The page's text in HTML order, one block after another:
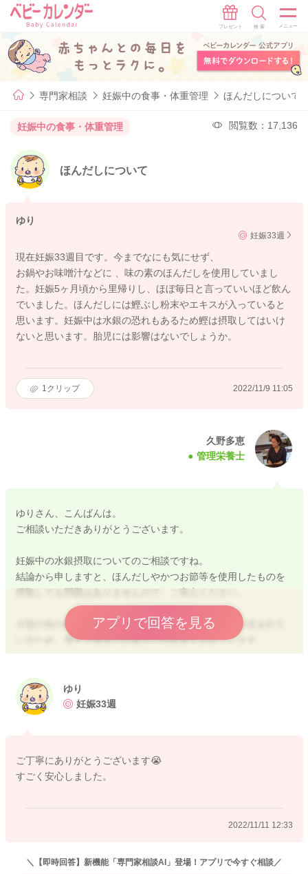
専門家相談 妊娠中の食事・体重管理 ほんだしについて
妊娠中の食事・体重管理 閲覧数：17,136
ほんだしについて
ゆり
妊娠33週
現在妊娠33週目です。今までなにも気にせず、
お鍋やお味噌汁などに 、味の素のほんだしを使用していまし
た。妊娠5ヶ月頃から里帰りし、ほぼ毎日と言っていいほど飲ん
でいました。ほんだしには鰹ぶし粉末やエキスが入っていると
思います。妊娠中は水銀の恐れもあるため鰹は摂取してはいけ
ないと思います。胎児には影響はないでしょうか。
1 クリップ 2022/11/9 11:05
久野多恵
管理栄養士
ゆりさん、こんばんは。
ご相談いただきありがとうございます。
妊娠中の水銀摂取についてのご相談ですね。
結論から申しますと、ほんだしやかつお節等を使用したものを
摂取しても問題はありませんので、ご安心ください。
大型の魚の多くには、赤ちゃんへ影響する量の水銀が含まれて
いるため、厚生労働省が妊娠中の摂取量を定めています。
・1週間に2切れ
キダイ マカジキ ユメカサゴ ミナミマグロ(インドマグロ)
バチ(メバチマグロ) エッチュウバイガイ マッコウクジラ
【特には注意が必要でないもの】
「お魚について知っておいてほしいこと」(厚生労働省)
アプリで回答を見る
ゆり
妊娠33週
ご丁寧にありがとうございます😭
すごく安心しました。
2022/11/11 12:33
＼【即時回答】新機能「専門家相談AI」登場！アプリで今すぐ相談／